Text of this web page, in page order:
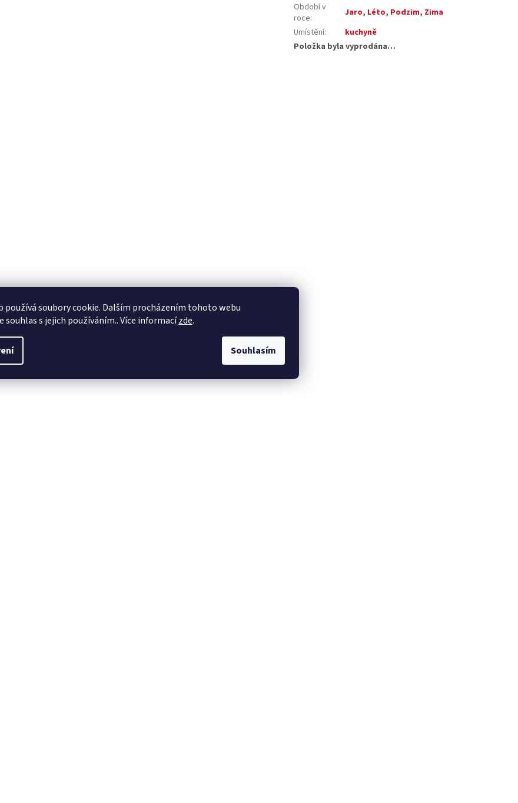
používá soubory cookie. Dalším procházením tohoto webu
souhlas s jejich používáním.. Více informacízde.
Souhlasím
Období v
roce: Jaro, Léto, Podzim, Zima
Umístění:
kuchyně
Položka byla vyprodána…